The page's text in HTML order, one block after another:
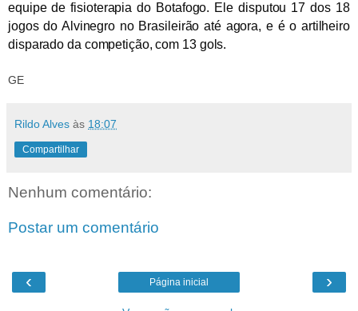
equipe de fisioterapia do Botafogo. Ele disputou 17 dos 18
jogos do Alvinegro no Brasileirão até agora, e é o artilheiro
disparado da competição, com 13 gols.
GE
Rildo Alves às 18:07
Compartilhar
Nenhum comentário:
Postar um comentário
‹ ›
Página inicial